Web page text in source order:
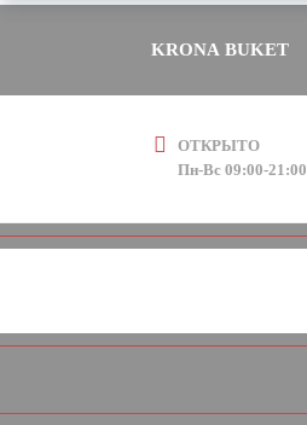
KRONA BUKET
ОТКРЫТО
Пн-Вс 09:00-21:00